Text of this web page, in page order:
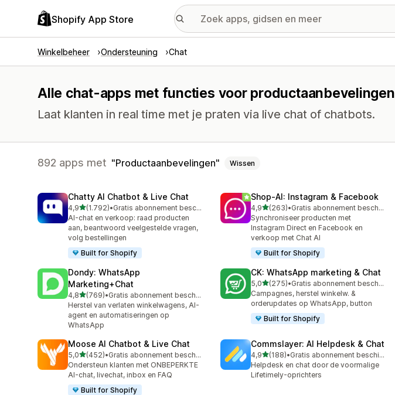
Shopify App Store
Winkelbeheer Ondersteuning Chat
Alle chat-apps met functies voor productaanbevelingen
Laat klanten in real time met je praten via live chat of chatbots.
892 apps met Productaanbevelingen Wissen
Chatty AI Chatbot & Live Chat
4,9van 5 sterren
(1.792)
1792 recensies in totaal
•
Gratis abonnement beschikbaar
AI-chat en verkoop: raad producten
aan, beantwoord veelgestelde vragen,
volg bestellingen
Built for Shopify
Shop‑AI: Instagram & Facebook
4,9van 5 sterren
(263)
263 recensies in totaal
•
Gratis abonnement beschikbaar
Synchroniseer producten met
Instagram Direct en Facebook en
verkoop met Chat AI
Built for Shopify
Dondy: WhatsApp
Marketing+Chat
4,8van 5 sterren
(769)
769 recensies in totaal
•
Gratis abonnement beschikbaar
Herstel van verlaten winkelwagens, AI-
agent en automatiseringen op
WhatsApp
CK: WhatsApp marketing & Chat
5,0van 5 sterren
(275)
275 recensies in totaal
•
Gratis abonnement beschikbaar
Campagnes, herstel winkelw. &
orderupdates op WhatsApp, button
Built for Shopify
Moose AI Chatbot & Live Chat
5,0van 5 sterren
(452)
452 recensies in totaal
•
Gratis abonnement beschikbaar
Ondersteun klanten met ONBEPERKTE
AI-chat, livechat, inbox en FAQ
Built for Shopify
Commslayer: AI Helpdesk & Chat
4,9van 5 sterren
(188)
188 recensies in totaal
•
Gratis abonnement beschikbaar
Helpdesk en chat door de voormalige
Lifetimely-oprichters